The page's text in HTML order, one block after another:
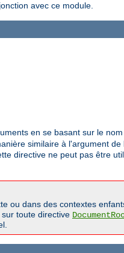
avec ce module.
en se basant sur le
similaire à l'argument de
directive ne peut pas être
ou dans des contextes
toute directive